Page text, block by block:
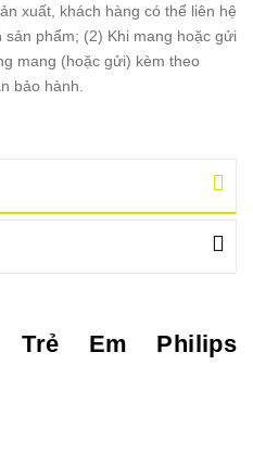
xuất, khách hàng có thể liên hệ
phẩm; (2) Khi mang hoặc gửi
mang (hoặc gửi) kèm theo
bảo hành.
Trẻ Em Philips